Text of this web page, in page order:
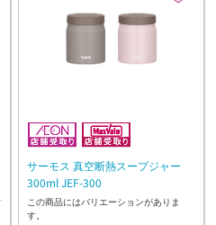
サーモス 真空断熱スープジャー
300ml JEF-300
この商品にはバリエーションがありま
す。